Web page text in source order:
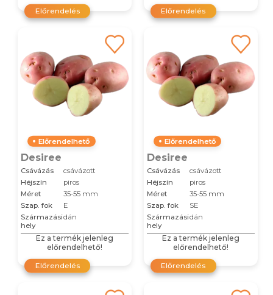
Előrendelés Előrendelés
Előrendelhető
Desiree
Csávázás
csávázott
Héjszín
piros
Méret
35-55 mm
Szap. fok
E
Származási
hely
dán
Ez a termék jelenleg
előrendelhető!
Előrendelés
Előrendelhető
Desiree
Csávázás
csávázott
Héjszín
piros
Méret
35-55 mm
Szap. fok
SE
Származási
hely
dán
Ez a termék jelenleg
előrendelhető!
Előrendelés